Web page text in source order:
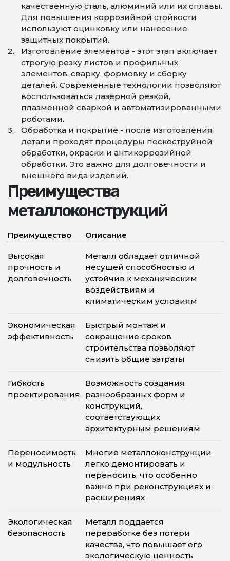
качественную сталь, алюминий или их сплавы.
Для повышения коррозийной стойкости
используют оцинковку или нанесение
защитных покрытий.
Изготовление элементов - этот этап включает
строгую резку листов и профильных
элементов, сварку, формовку и сборку
деталей. Современные технологии позволяют
воспользоваться лазерной резкой,
плазменной сваркой и автоматизированными
роботами.
Обработка и покрытие - после изготовления
детали проходят процедуры пескоструйной
обработки, окраски и антикоррозийной
обработки. Это важно для долговечности и
внешнего вида изделий.
Преимущества
металлоконструкций
Преимущество Описание
Высокая
прочность и
долговечность
Металл обладает отличной
несущей способностью и
устойчив к механическим
воздействиям и
климатическим условиям
Экономическая
эффективность
Быстрый монтаж и
сокращение сроков
строительства позволяют
снизить общие затраты
Гибкость
проектирования
Возможность создания
разнообразных форм и
конструкций,
соответствующих
архитектурным решениям
Переносимость
и модульность
Многие металлоконструкции
легко демонтировать и
переносить, что особенно
важно при реконструкциях и
расширениях
Экологическая
безопасность
Металл поддается
переработке без потери
качества, что повышает его
экологическую ценность